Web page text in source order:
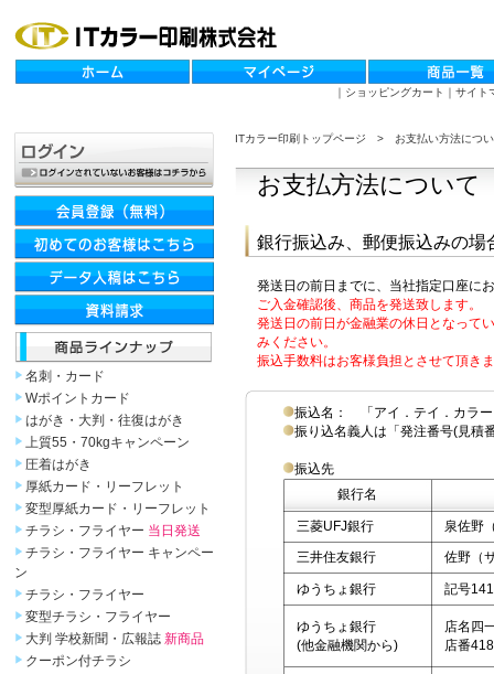
｜ ショッピングカート ｜ サイト
名刺・カード
Wポイントカード
はがき・大判・往復はがき
上質55・70kgキャンペーン
圧着はがき
厚紙カード・リーフレット
変型厚紙カード・リーフレット
チラシ・フライヤー 当日発送
チラシ・フライヤー キャンペー
ン
チラシ・フライヤー
変型チラシ・フライヤー
大判 学校新聞・広報誌 新商品
クーポン付チラシ
ITカラー印刷トップページ > お支払い方法につ
お支払方法について
銀行振込み、郵便振込みの場
発送日の前日までに、当社指定口座に
ご入金確認後、商品を発送致します。
発送日の前日が金融業の休日となって
みください。
振込手数料はお客様負担とさせて頂き
振込名： 「アイ．テイ．カラー
振り込名義人は「発注番号(見積
振込先
銀行名
三菱UFJ銀行
泉佐野
三井住友銀行
佐野（
ゆうちょ銀行 記号
ゆうちょ銀行
(他金融機関から)
店名四
店番418